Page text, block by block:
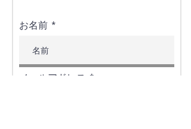
お名前
メールアドレス